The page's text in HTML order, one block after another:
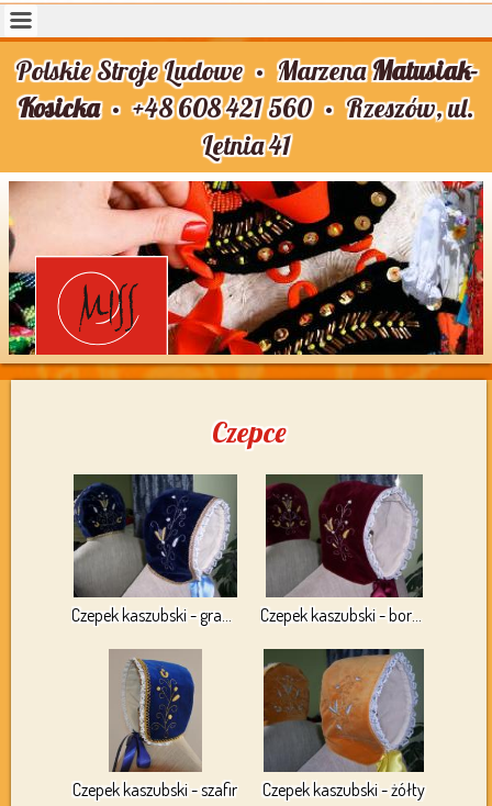
Polskie Stroje Ludowe • MarzenaMatusiak-
Kosicka • +48 608 421 560 • Rzeszów, ul.
Letnia 41
Czepce
Czepek kaszubski - granat Czepek kaszubski - bordowy
Czepek kaszubski - szafir Czepek kaszubski - żółty